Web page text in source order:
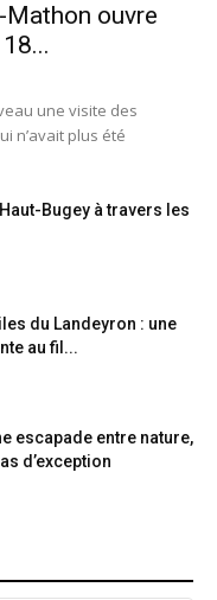
Mathon ouvre
une visite des
n’avait plus été
Bugey à travers les
du Landeyron : une
au fil...
escapade entre nature,
d’exception